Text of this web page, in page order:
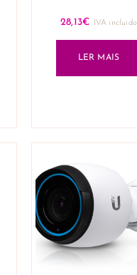
28,13€ IVA incluido
LER MAIS